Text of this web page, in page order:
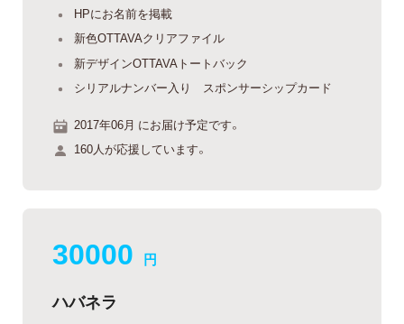
HPにお名前を掲載
新色OTTAVAクリアファイル
新デザインOTTAVAトートバック
シリアルナンバー入り スポンサーシップカード
2017年06月 にお届け予定です。
160人が応援しています。
30000 円
ハバネラ